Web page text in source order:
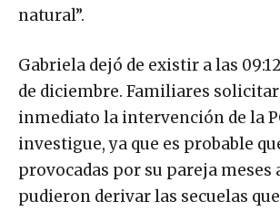
natural”.
Gabriela dejó de existir a las
de diciembre. Familiares
inmediato la intervención de la
investigue, ya que es probable
provocadas por su pareja meses
pudieron derivar las secuelas